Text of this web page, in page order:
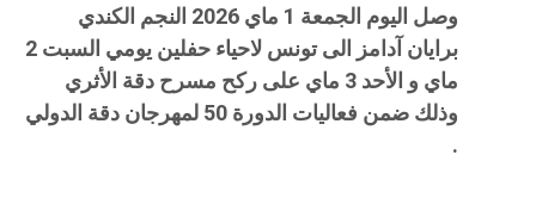
وصل اليوم الجمعة 1 ماي 2026 النجم الكندي
برايان آدامز الى تونس لاحياء حفلين يومي السبت 2
ماي و الأحد 3 ماي على ركح مسرح دقة الأثري
وذلك ضمن فعاليات الدورة 50 لمهرجان دقة الدولي
.